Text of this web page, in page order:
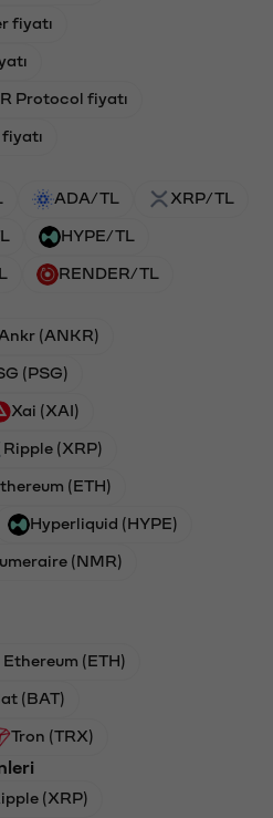
fiyatı
Protocol fiyatı
ADA/TL XRP/TL
HYPE/TL
RENDER/TL
Ankr (ANKR)
(PSG)
Xai (XAI)
Ripple (XRP)
(ETH)
Hyperliquid (HYPE)
(NMR)
Ethereum (ETH)
(BAT)
Tron (TRX)
(XRP)